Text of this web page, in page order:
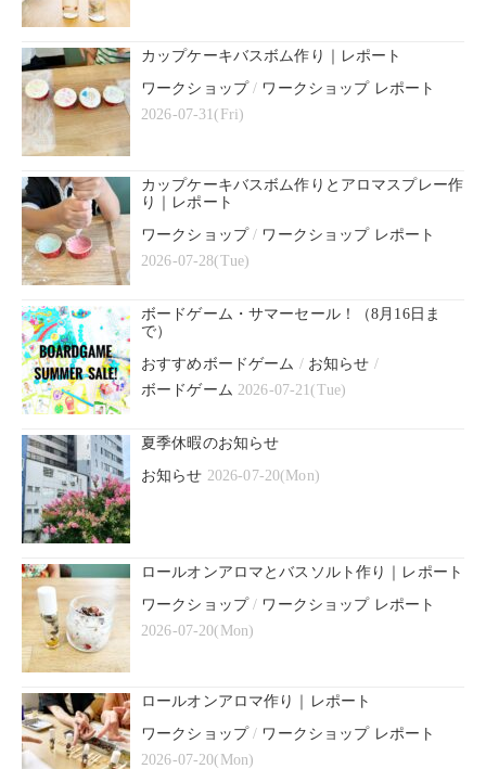
カップケーキバスボム作り｜レポート
ワークショップ/ ワークショップ レポート
2026-07-31(Fri)
カップケーキバスボム作りとアロマスプレー作
り｜レポート
ワークショップ/ ワークショップ レポート
2026-07-28(Tue)
ボードゲーム・サマーセール！（8月16日ま
で）
おすすめボードゲーム / お知らせ /
ボードゲーム 2026-07-21(Tue)
夏季休暇のお知らせ
お知らせ 2026-07-20(Mon)
ロールオンアロマとバスソルト作り｜レポート
ワークショップ/ ワークショップ レポート
2026-07-20(Mon)
ロールオンアロマ作り｜レポート
ワークショップ/ ワークショップ レポート
2026-07-20(Mon)